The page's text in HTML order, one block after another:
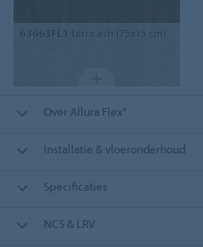
63663FL1 terra ash (75x15 cm)
Over Allura Flex"
Installatie & vloeronderhoud
Specificaties
NCS & LRV